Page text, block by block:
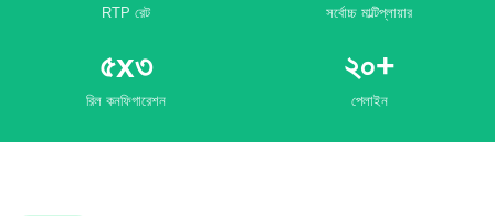
RTP রেট সর্বোচ্চ মাল্টিপ্লায়ার
৫x৩
রিল কনফিগারেশন
২০+
পেলাইন